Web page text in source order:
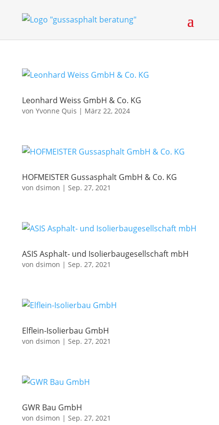
Leonhard Weiss GmbH & Co. KG
von Yvonne Quis | März 22, 2024
HOFMEISTER Gussasphalt GmbH & Co. KG
von dsimon | Sep. 27, 2021
ASIS Asphalt- und Isolierbaugesellschaft mbH
von dsimon | Sep. 27, 2021
Elflein-Isolierbau GmbH
von dsimon | Sep. 27, 2021
GWR Bau GmbH
von dsimon | Sep. 27, 2021